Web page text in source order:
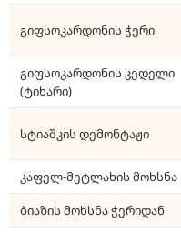
გიფსოკარდონის ჭერი
გიფსოკარდონის კედელი
(ტიხარი)
სტიაშკის დემონტაჟი
კაფელ-მეტლახის მოხსნა
ბიაზის მოხსნა ჭერიდან